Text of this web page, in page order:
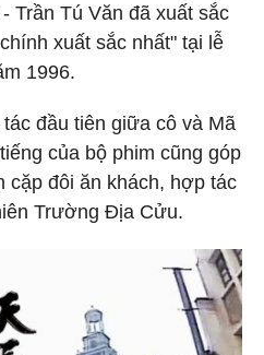
Trần Tú Văn đã xuất sắc
xuất sắc nhất" tại lễ
1996.
đầu tiên giữa cô và Mã
của bộ phim cũng góp
cặp đôi ăn khách, hợp tác
Trường Địa Cửu.